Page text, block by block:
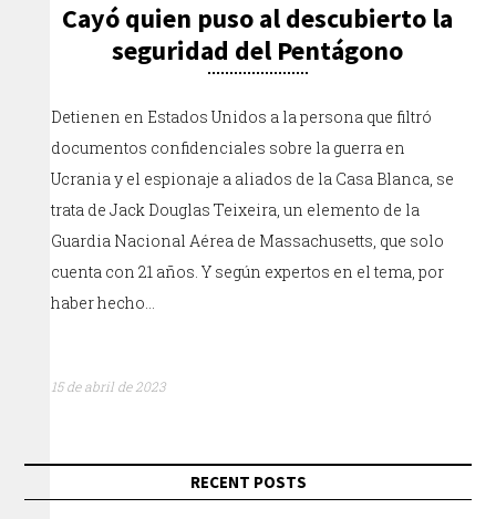
Cayó quien puso al descubierto la
seguridad del Pentágono
Detienen en Estados Unidos a la persona que filtró
documentos confidenciales sobre la guerra en
Ucrania y el espionaje a aliados de la Casa Blanca, se
trata de Jack Douglas Teixeira, un elemento de la
Guardia Nacional Aérea de Massachusetts, que solo
cuenta con 21 años. Y según expertos en el tema, por
haber hecho…
15 de abril de 2023
RECENT POSTS